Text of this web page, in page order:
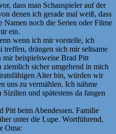
dass man Schauspieler auf der
denen ich gerade mal weiß, dass
Namen noch die Serien oder Filme
ein.
wenn ich mir vorstelle, ich
drängen sich mir seltsame
mir beispielsweise Brad Pitt
sicher umgehend in mich
Alter bin, würden wir
uns zu vermählen. Ich nähme
und spätestens da fangen
Pitt beim Abendessen. Familie
unter die Lupe. Wortführend,
Oma: